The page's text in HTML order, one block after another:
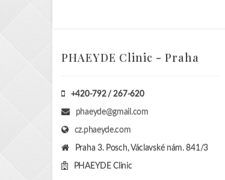
PHAEYDE Clinic - Praha
+420-792 / 267-620
phaeyde@gmail.com
cz.phaeyde.com
Praha 3. Posch, Václavské nám. 841/3
PHAEYDE Clinic